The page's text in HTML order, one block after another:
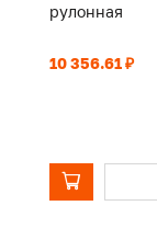
рулонная
10 356.61 ₽